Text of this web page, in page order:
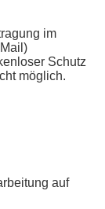
im
Schutz
möglich.
auf